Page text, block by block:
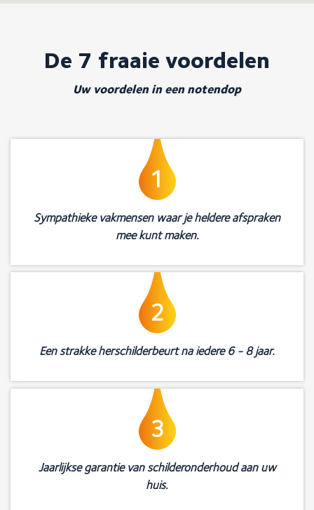
De 7 fraaie voordelen
Uw voordelen in een notendop
1
Sympathieke vakmensen waar je heldere afspraken
mee kunt maken.
2
Een strakke herschilderbeurt na iedere 6 - 8 jaar.
3
Jaarlijkse garantie van schilderonderhoud aan uw
huis.